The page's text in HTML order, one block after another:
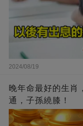
2024/08/19
晚年命最好的生肖
通，子孫繞膝！